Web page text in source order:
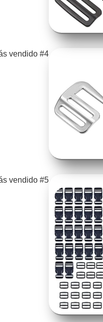
vendido #4
vendido #5